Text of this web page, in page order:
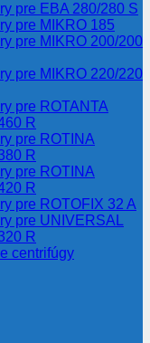
pre EBA 280/280 S
pre MIKRO 185
pre MIKRO 200/200
pre MIKRO 220/220
pre ROTANTA
R
pre ROTINA
R
pre ROTINA
R
pre ROTOFIX 32 A
pre UNIVERSAL
R
centrifúgy